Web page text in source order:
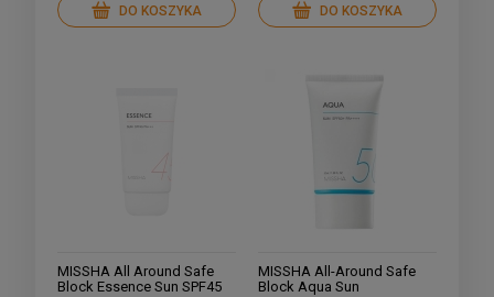
DO KOSZYKA DO KOSZYKA
MISSHA All Around Safe
Block Essence Sun SPF45
MISSHA All-Around Safe
Block Aqua Sun